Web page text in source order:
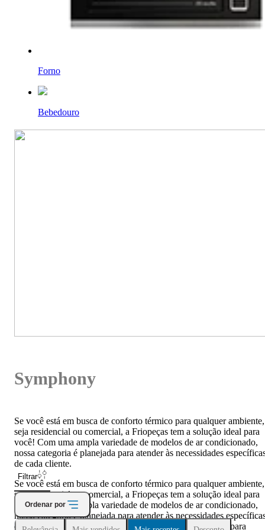
Forno
Bebedouro
Symphony
Se você está em busca de conforto térmico para qualquer ambiente,
seja residencial ou comercial, a Friopeças tem a solução ideal para
você! Com uma ampla variedade de modelos de ar condicionado,
nossa categoria é planejada para atender às necessidades
de cada cliente.
Se você está em busca de conforto térmico para qualquer ambiente,
seja residencial ou comercial, a Friopeças tem a solução ideal para
você! Com uma ampla variedade de modelos de ar condicionado,
nossa categoria é planejada para atender às necessidades
de cada clienteSe você está em busca de conforto térmico para
Filtrar
Ordenar por